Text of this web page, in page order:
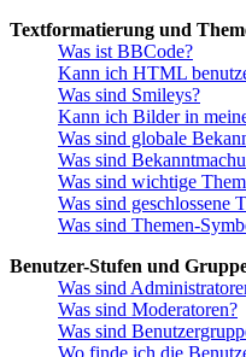
Textformatierung und
Was ist BBCode?
Kann ich HTML
Was sind Smileys?
Kann ich Bilder in
Was sind globale
Was sind
Was sind wichtige
Was sind geschlossene
Was sind Themen-
Benutzer-Stufen und
Was sind
Was sind Moderatoren?
Was sind
Wo finde ich die